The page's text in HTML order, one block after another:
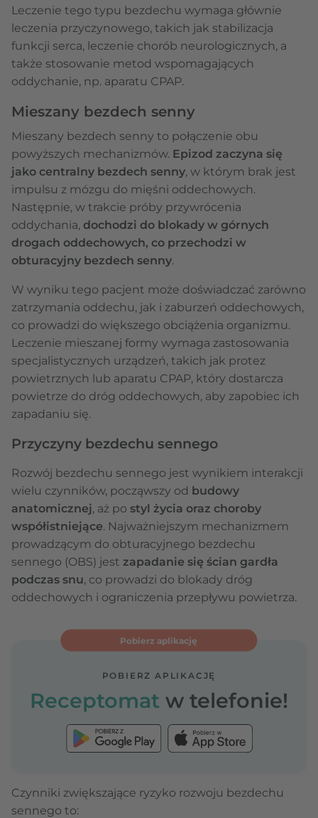
Leczenie tego typu bezdechu wymaga głównie
leczenia przyczynowego, takich jak stabilizacja
funkcji serca, leczenie chorób neurologicznych, a
także stosowanie metod wspomagających
oddychanie, np. aparatu CPAP.
Mieszany bezdech senny
Mieszany bezdech senny to połączenie obu
powyższych mechanizmów. Epizod zaczyna się
jako centralny bezdech senny, w którym brak jest
impulsu z mózgu do mięśni oddechowych.
Następnie, w trakcie próby przywrócenia
oddychania, dochodzi do blokady w górnych
drogach oddechowych, co przechodzi w
obturacyjny bezdech senny.
W wyniku tego pacjent może doświadczać zarówno
zatrzymania oddechu, jak i zaburzeń oddechowych,
co prowadzi do większego obciążenia organizmu.
Leczenie mieszanej formy wymaga zastosowania
specjalistycznych urządzeń, takich jak protez
powietrznych lub aparatu CPAP, który dostarcza
powietrze do dróg oddechowych, aby zapobiec ich
zapadaniu się.
Przyczyny bezdechu sennego
Rozwój bezdechu sennego jest wynikiem interakcji
wielu czynników, począwszy od budowy
anatomicznej, aż po styl życia oraz choroby
współistniejące. Najważniejszym mechanizmem
prowadzącym do obturacyjnego bezdechu
sennego (OBS) jest zapadanie się ścian gardła
podczas snu, co prowadzi do blokady dróg
oddechowych i ograniczenia przepływu powietrza.
Pobierz aplikację
POBIERZ APLIKACJĘ
Receptomat w telefonie!
Czynniki zwiększające ryzyko rozwoju bezdechu
sennego to: